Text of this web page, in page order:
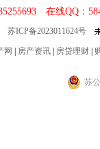
在线QQ：
苏ICP备2023011624号
网 房产资讯 房贷理财
苏